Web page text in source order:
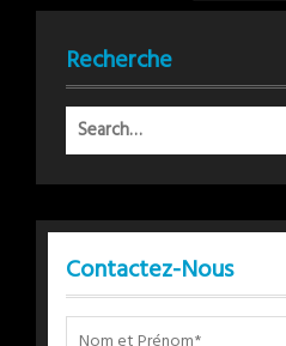
Recherche
Contactez-Nous